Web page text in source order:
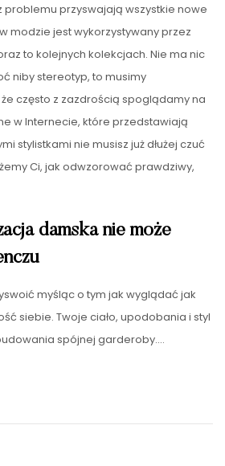
problemu przyswajają wszystkie nowe
w modzie jest wykorzystywany przez
to kolejnych kolekcjach. Nie ma nic
niby stereotyp, to musimy
często z zazdrością spoglądamy na
w Internecie, które przedstawiają
stylistkami nie musisz już dłużej czuć
Ci, jak odwzorować prawdziwy,
damska nie może
myśląc o tym jak wyglądać jak
siebie. Twoje ciało, upodobania i styl
spójnej garderoby.…